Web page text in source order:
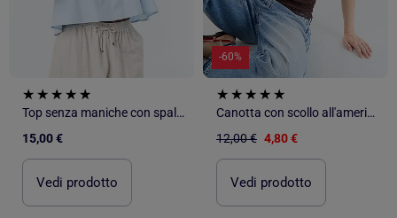
Top senza maniche con spalline a volant
15,00 €
Vedi prodotto
-60%
Canotta con scollo all'americana
12,00 € 4,80 €
Vedi prodotto